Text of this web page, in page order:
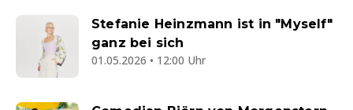
Stefanie Heinzmann ist in "Myself"
ganz bei sich
01.05.2026 • 12:00 Uhr